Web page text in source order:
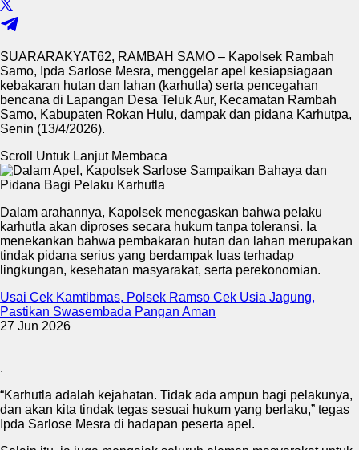
SUARARAKYAT62, RAMBAH SAMO – Kapolsek Rambah
Samo, Ipda Sarlose Mesra, menggelar apel kesiapsiagaan
kebakaran hutan dan lahan (karhutla) serta pencegahan
bencana di Lapangan Desa Teluk Aur, Kecamatan Rambah
Samo, Kabupaten Rokan Hulu, dampak dan pidana Karhutpa,
Senin (13/4/2026).
Scroll Untuk Lanjut Membaca
Dalam arahannya, Kapolsek menegaskan bahwa pelaku
karhutla akan diproses secara hukum tanpa toleransi. Ia
menekankan bahwa pembakaran hutan dan lahan merupakan
tindak pidana serius yang berdampak luas terhadap
lingkungan, kesehatan masyarakat, serta perekonomian.
Usai Cek Kamtibmas, Polsek Ramso Cek Usia Jagung,
Pastikan Swasembada Pangan Aman
27 Jun 2026
.
“Karhutla adalah kejahatan. Tidak ada ampun bagi pelakunya,
dan akan kita tindak tegas sesuai hukum yang berlaku,” tegas
Ipda Sarlose Mesra di hadapan peserta apel.